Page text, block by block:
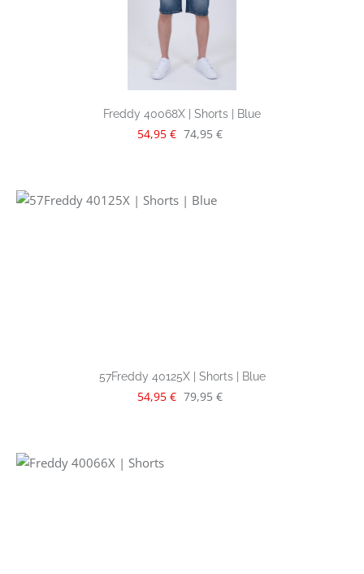
Freddy 40068X | Shorts | Blue
Verkaufspreis:
54,95 € Regulärer Preis:
74,95 €
57Freddy 40125X | Shorts | Blue
Verkaufspreis:
54,95 € Regulärer Preis:
79,95 €